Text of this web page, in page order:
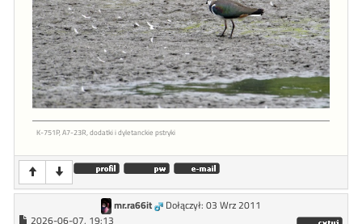
K-751P, A7-23R, dodatki i dyletanckie pstryki
mr.ra66it
Dołączył: 03 Wrz 2011
2026-06-07, 19:13